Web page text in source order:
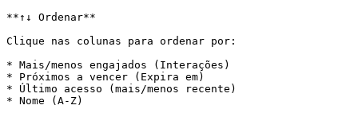
**↑↓ Ordenar**
Clique nas colunas para ordenar por:
* Mais/menos engajados (Interações)
* Próximos a vencer (Expira em)
* Último acesso (mais/menos recente)
* Nome (A-Z)